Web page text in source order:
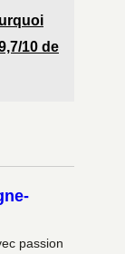
10 de
passion